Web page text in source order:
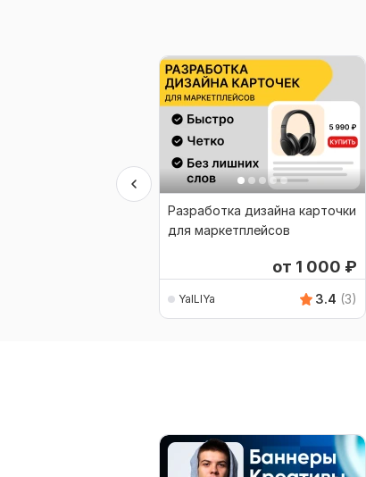
Разработка дизайна карточки
для маркетплейсов
от 1 000 ₽
YaILIYa 3.4 (3)